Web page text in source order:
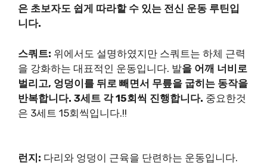
은 초보자도 쉽게 따라할 수 있는 전신 운동 루틴입
니다.
스쿼트: 위에서도 설명하였지만 스쿼트는 하체 근력
을 강화하는 대표적인 운동입니다. 발을 어깨 너비로
벌리고, 엉덩이를 뒤로 빼면서 무릎을 굽히는 동작을
반복합니다. 3세트 각 15회씩 진행합니다. 중요한것
은 3세트 15회씩입니다.!!
런지: 다리와 엉덩이 근육을 단련하는 운동입니다.